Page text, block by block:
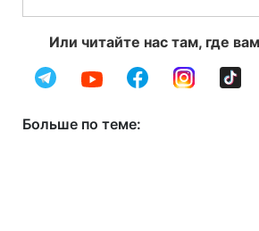
Или читайте нас там, где
Больше по теме: